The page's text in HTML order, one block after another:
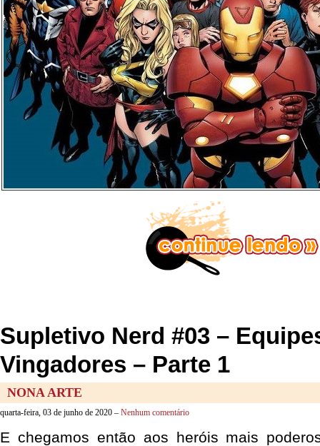
Supletivo Nerd #03 –
Vingadores – Parte 1
NONA ARTE
quarta-feira, 03 de junho de 2020 – Nenhum comentário
E chegamos então aos heróis mais